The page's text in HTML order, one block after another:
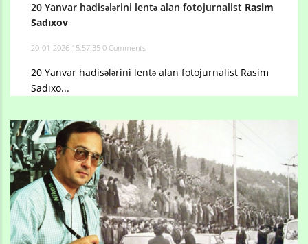
20 Yanvar hadisələrini lentə alan fotojurnalist Rasim
Sadıxov
20-01-2026 15:57:35 0 Comments
20 Yanvar hadisələrini lentə alan fotojurnalist Rasim
Sadıxo...